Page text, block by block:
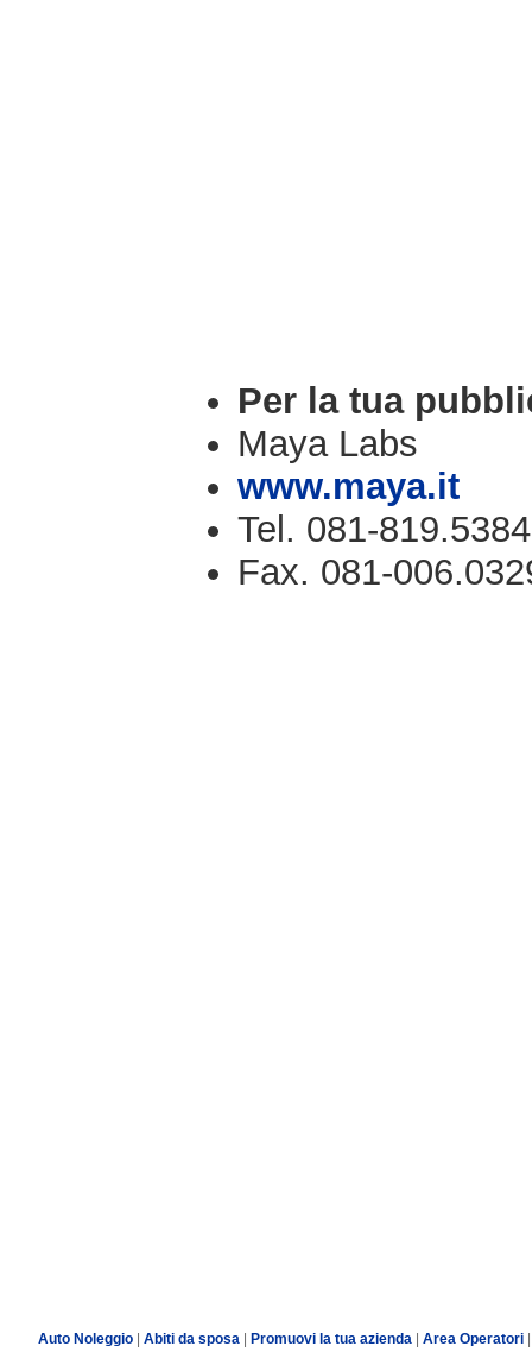
Per la tua
Maya Labs
www.maya.it
Tel. 081-819.5384
Fax. 081-
Auto Noleggio| Abiti da sposa| Promuovi la tua azienda Area Operatori